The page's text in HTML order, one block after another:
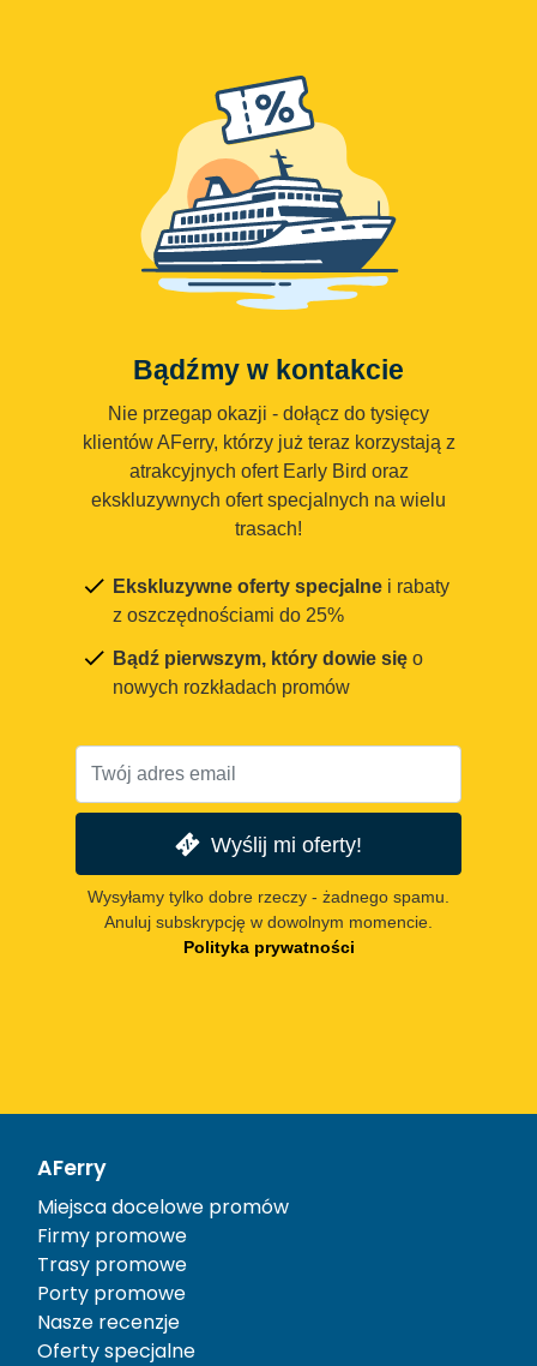
Bądźmy w kontakcie
Nie przegap okazji - dołącz do tysięcy
klientów AFerry, którzy już teraz korzystają z
atrakcyjnych ofert Early Bird oraz
ekskluzywnych ofert specjalnych na wielu
trasach!
Ekskluzywne oferty specjalne i rabaty
z oszczędnościami do 25%
Bądź pierwszym, który dowie się o
nowych rozkładach promów
Wyślij mi oferty!
Wysyłamy tylko dobre rzeczy - żadnego spamu.
Anuluj subskrypcję w dowolnym momencie.
Polityka prywatności
AFerry
Miejsca docelowe promów
Firmy promowe
Trasy promowe
Porty promowe
Nasze recenzje
Oferty specjalne